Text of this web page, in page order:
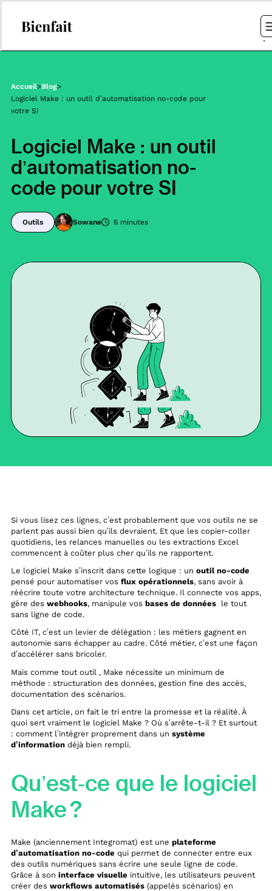
Accueil>Blog>
Logiciel Make : un outil d’automatisation no-code pour
votre SI
Logiciel Make : un outil
d’automatisation no-
code pour votre SI
Outils Sowane 6 minutes
Si vous lisez ces lignes, c’est probablement que vos outils ne se
parlent pas aussi bien qu’ils devraient. Et que les copier-coller
quotidiens, les relances manuelles ou les extractions Excel
commencent à coûter plus cher qu’ils ne rapportent.
Le logiciel Make s’inscrit dans cette logique : un outil no-code
pensé pour automatiser vos flux opérationnels, sans avoir à
réécrire toute votre architecture technique. Il connecte vos apps,
gère des webhooks, manipule vos bases de donnéesle tout
sans ligne de code.
Côté IT, c’est un levier de délégation : les métiers gagnent en
autonomie sans échapper au cadre. Côté métier, c’est une façon
d’accélérer sans bricoler.
Mais comme tout outil , Make nécessite un minimum de
méthode : structuration des données, gestion fine des accès,
documentation des scénarios.
Dans cet article, on fait le tri entre la promesse et la réalité. À
quoi sert vraiment le logiciel Make ? Où s’arrête-t-il ? Et surtout
: comment l’intégrer proprement dans un système
d’informationdéjà bien rempli.
Qu’est‑ce que le logiciel
Make ?
Make (anciennement Integromat) est une plateforme
d’automatisation no-code qui permet de connecter entre eux
des outils numériques sans écrire une seule ligne de code.
Grâce à son interface visuelle intuitive, les utilisateurs peuvent
créer des workflows automatisés(appelés scénarios) en